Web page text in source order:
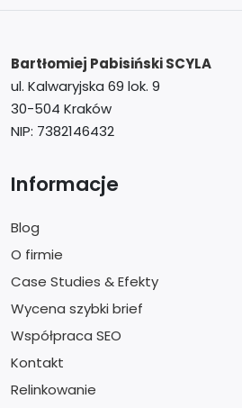
Bartłomiej PabisińskiSCYLA
ul. Kalwaryjska 69 lok. 9
30-504 Kraków
NIP: 7382146432
Informacje
Blog
O firmie
Case Studies & Efekty
Wycena szybki brief
Współpraca SEO
Kontakt
Relinkowanie